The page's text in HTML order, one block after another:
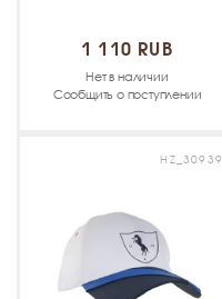
1 110 RUB
Нет в наличии
Сообщить о поступлении
HZ_30939